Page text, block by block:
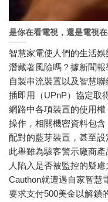
是你在看電視，還是電視在
智慧家電使人們的生活
潛藏著風險嗎？據新聞
自製串流裝置以及智慧
插即用（UPnP）協定取
網路中各項裝置的使用
操作，相關機密資料包含
配對的藍芽裝置，甚至
此舉雖為駭客警示廠商
人陷入是否被監控的疑
Cauthon就遭遇自家智慧
要求支付500美金以解鎖